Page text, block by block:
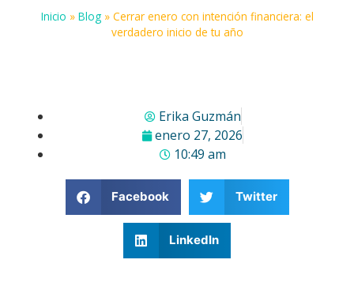
Inicio » Blog» Cerrar enero con intención financiera: el
verdadero inicio de tu año
Erika Guzmán
enero 27, 2026
10:49 am
Facebook Twitter
LinkedIn